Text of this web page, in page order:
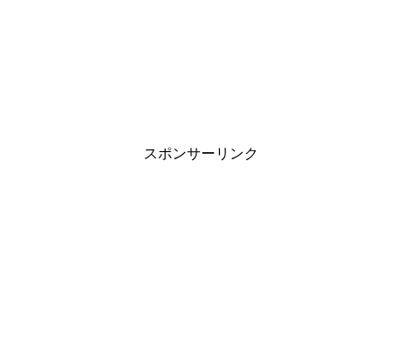
スポンサーリンク